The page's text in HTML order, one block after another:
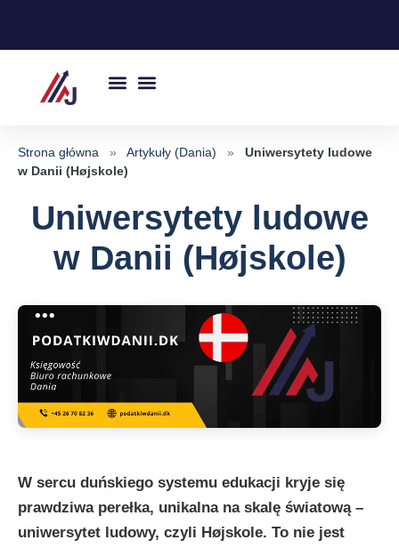
Przejdź
treści
Strona główna » Artykuły (Dania) »
Uniwersytety ludowe
w Danii (Højskole)
Uniwersytety ludowe
w Danii (Højskole)
W sercu duńskiego systemu edukacji kryje się
prawdziwa perełka, unikalna na skalę światową –
uniwersytet ludowy, czyli Højskole. To nie jest